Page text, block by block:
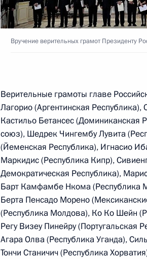
5 октября 2017 года, четверг
с профессиональным праздником
Встреча с лауреатами
2017»
5 октября 2017 года, 18:50 Москва
Начало российско-саудовских
составе
5 октября 2017 года, 14:45 Москва, Кремль
Вручение верительных грамот Президенту
Верительные грамоты главе
Лагорио (Аргентинская
Кастильо Бетансес (Доминиканская
союз), Шедрек Чингембу Лувита
(Йеменская Республика), Игнасио
Маркидис (Республика Кипр),
Демократическая Республика),
Барт Камфамбе Нкома (Республика
Берта Пенсадо Морено
(Республика Молдова), Ко Ко Шейн
Регу Визеу Пинейру
Агара Олва (Республика Уганда),
Тончи Станичич (Республика